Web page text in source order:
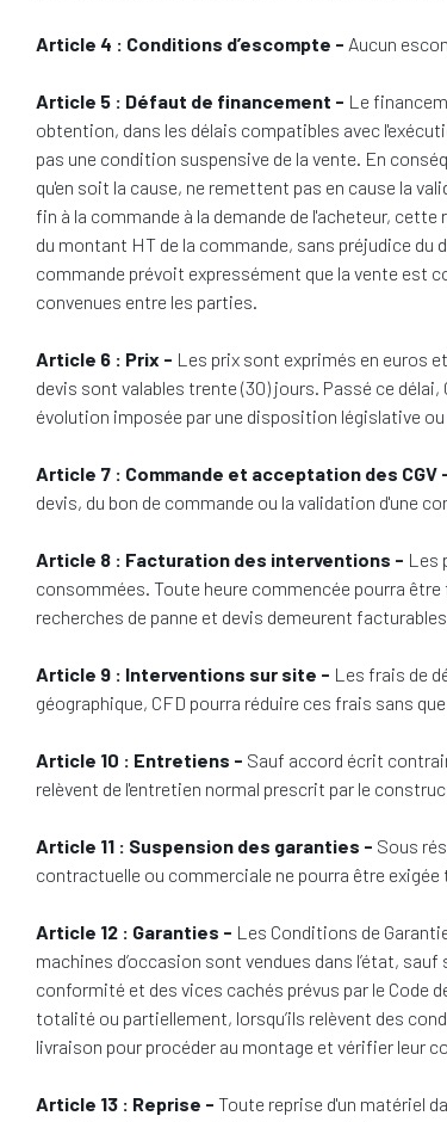
Article 4 : Conditions d’escompte - Aucun
Article 5 : Défaut de financement - Le
obtention, dans les délais compatibles avec
pas une condition suspensive de la vente. En
qu'en soit la cause, ne remettent pas en cause la
fin à la commande à la demande de l'acheteur,
du montant HT de la commande, sans préjudice
commande prévoit expressément que la vente est
convenues entre les parties.
Article 6 : Prix - Les prix sont exprimés en euros
devis sont valables trente (30) jours. Passé ce
évolution imposée par une disposition législative
Article 7 : Commande et acceptation des CGV
devis, du bon de commande ou la validation d'une
Article 8 : Facturation des interventions - Les
consommées. Toute heure commencée pourra
recherches de panne et devis demeurent
Article 9 : Interventions sur site - Les frais de
géographique, CFD pourra réduire ces frais sans
Article 10 : Entretiens - Sauf accord écrit
relèvent de l'entretien normal prescrit par le
Article 11 : Suspension des garanties - Sous
contractuelle ou commerciale ne pourra être
Article 12 : Garanties - Les Conditions de
machines d’occasion sont vendues dans l’état,
conformité et des vices cachés prévus par le Code
totalité ou partiellement, lorsqu’ils relèvent des
livraison pour procéder au montage et vérifier leur
Article 13 : Reprise - Toute reprise d'un matériel